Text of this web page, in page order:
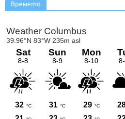
Времето